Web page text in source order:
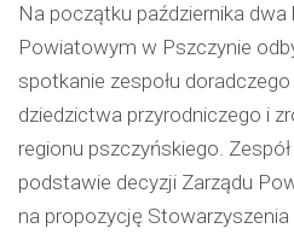
Na początku października
Powiatowym w Pszczynie
spotkanie zespołu
dziedzictwa przyrodniczego i
regionu pszczyńskiego.
podstawie decyzji Zarządu
na propozycję